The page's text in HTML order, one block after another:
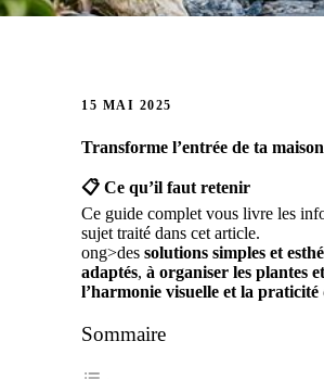
15 MAI 2025
Transforme l’entrée de ta maison
📋 Ce qu’il faut retenir
Ce guide complet vous livre les
sujet traité dans cet article.
ong>des solutions simples et
adaptés, à organiser les plantes et
l’harmonie visuelle et la praticité
Sommaire